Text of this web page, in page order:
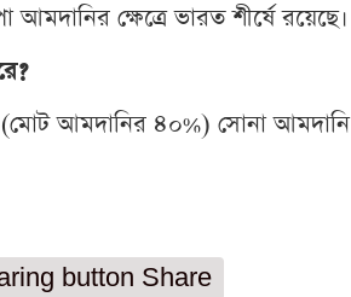
ক্ষেত্রে ভারত শীর্ষে রয়েছে।
(মোট আমদানির ৪০%) সোনা আমদানি
button Share